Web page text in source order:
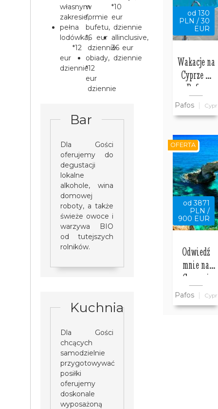
własnym
zakresie,
pełna
lodówka,
*12
eur
dziennie
w
formie
bufetu,
*6 eur
dziennie
obiady,
*12
eur
dziennie
*10
eur
dziennie
allinclusive,
36 eur
dziennie
Bar
Dla Gości
oferujemy do
degustacji
lokalne
alkohole, wina
domowej
roboty, a także
świeże owoce i
warzywa BIO
od tutejszych
rolników.
Kuchnia
Dla Gości
chcących
samodzielnie
przygotowywać
posiłki
oferujemy
doskonale
wyposażoną
od 130
PLN / 30
EUR
Wakacje na
Cyprze w
Pafos
Pafos Cypr
od 3871
PLN /
900 EUR
Odwiedź
mnie na
Cyprze i
zwiedź ze
mną cały
Pafos Cypr
OFERTA